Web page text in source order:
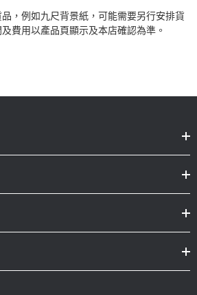
，例如九尺背景紙，可能需要另行安排貨
費用以產品頁顯示及本店確認為準。